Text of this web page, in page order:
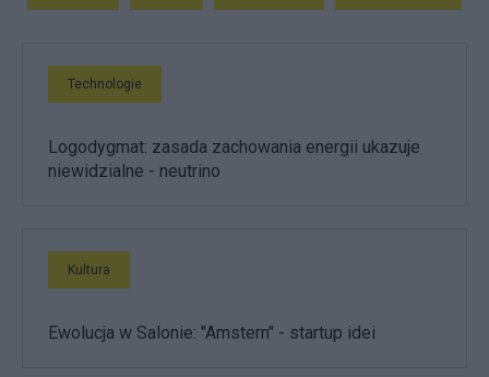
Technologie
Logodygmat: zasada zachowania energii ukazuje
niewidzialne - neutrino
Kultura
Ewolucja w Salonie: "Amstern" - startup idei